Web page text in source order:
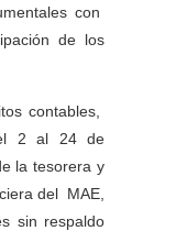
con
de los
contables,
2 al 24 de
la tesorera y
del MAE,
sin respaldo